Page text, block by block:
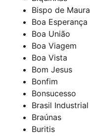
Bispo de Maura
Boa Esperança
Boa União
Boa Viagem
Boa Vista
Bom Jesus
Bonfim
Bonsucesso
Brasil Industrial
Braúnas
Buritis